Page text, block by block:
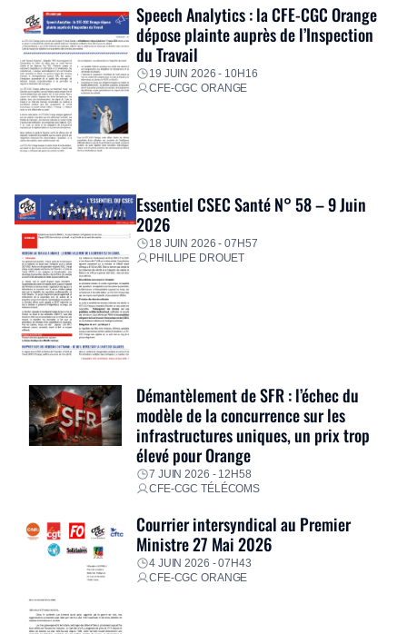
Speech Analytics : la CFE-CGC Orange
dépose plainte auprès de l’Inspection
du Travail
19 JUIN 2026 - 10H16
CFE-CGC ORANGE
Essentiel CSEC Santé N° 58 – 9 Juin
2026
18 JUIN 2026 - 07H57
PHILLIPE DROUET
Démantèlement de SFR : l’échec du
modèle de la concurrence sur les
infrastructures uniques, un prix trop
élevé pour Orange
7 JUIN 2026 - 12H58
CFE-CGC TÉLÉCOMS
Courrier intersyndical au Premier
Ministre 27 Mai 2026
4 JUIN 2026 - 07H43
CFE-CGC ORANGE